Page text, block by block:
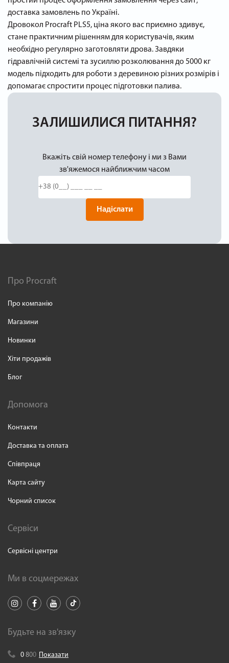
доставка замовлень по Україні.
Дровокол Procraft PLS5, ціна якого вас приємно здивує,
стане практичним рішенням для користувачів, яким
необхідно регулярно заготовляти дрова. Завдяки
гідравлічній системі та зусиллю розколювання до 5000 кг
модель підходить для роботи з деревиною різних розмірів і
допомагає спростити процес підготовки палива.
ЗАЛИШИЛИСЯ ПИТАННЯ?
Вкажіть свій номер телефону і ми з Вами
зв'яжемося найближчим часом
Надіслати
Про Procraft
Про компанію
Магазини
Новинки
Хіти продажів
Блог
Допомога
Контакти
Доставка та оплата
Співпраця
Карта сайту
Чорний список
Сервіси
Сервісні центри
Ми в соцмережах
Будьте на зв'язку
0 800 Показати